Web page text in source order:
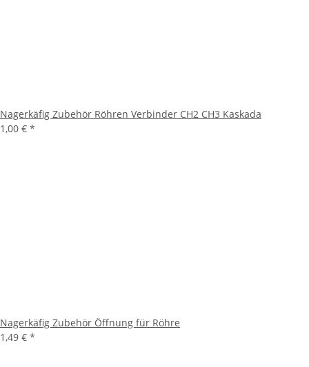
Nagerkäfig Zubehör Röhren Verbinder CH2 CH3 Kaskada
1,00 € *
Nagerkäfig Zubehör Öffnung für Röhre
1,49 € *